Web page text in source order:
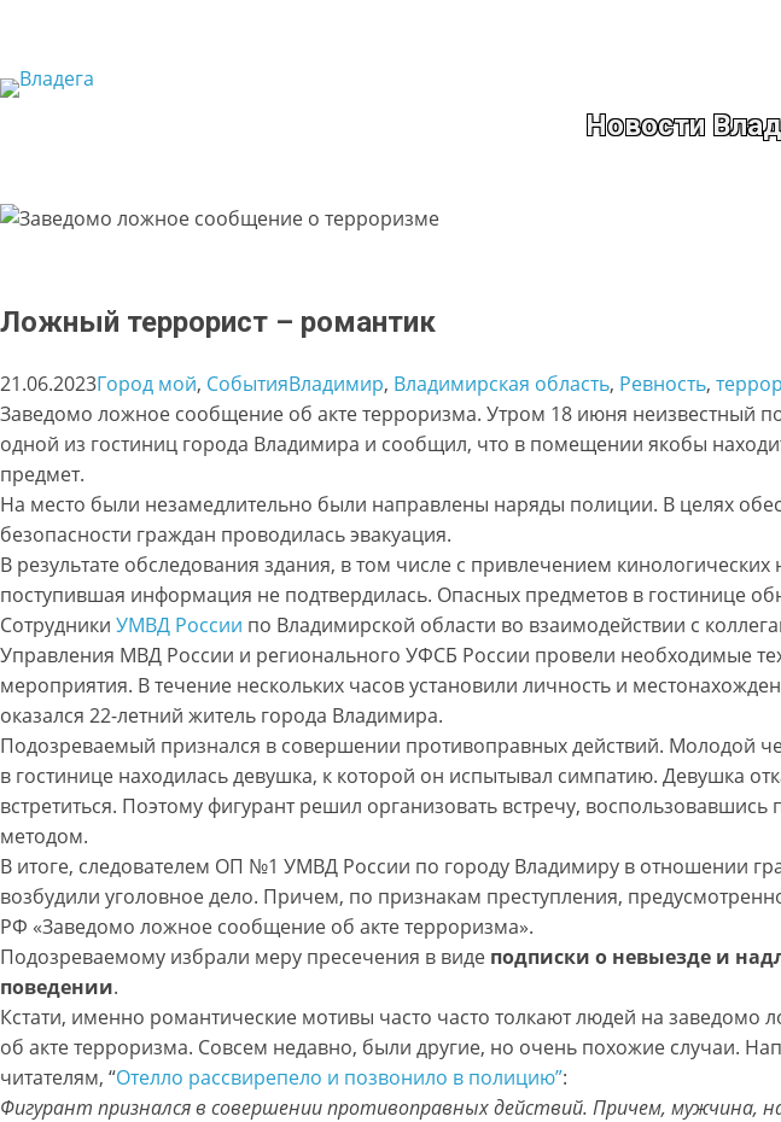
содержимому
Новости
Ложный террорист – романтик
21.06.2023Город мой, СобытияВладимир, Владимирская область, Ревность,
Заведомо ложное сообщение об акте терроризма. Утром 18 июня неизвестный
одной из гостиниц города Владимира и сообщил, что в помещении якобы
предмет.
На место были незамедлительно были направлены наряды полиции. В целях
безопасности граждан проводилась эвакуация.
В результате обследования здания, в том числе с привлечением
поступившая информация не подтвердилась. Опасных предметов в гостинице
Сотрудники УМВД России по Владимирской области во взаимодействии с
Управления МВД России и регионального УФСБ России провели необходимые
мероприятия. В течение нескольких часов установили личность и
оказался 22-летний житель города Владимира.
Подозреваемый признался в совершении противоправных действий. Молодой
в гостинице находилась девушка, к которой он испытывал симпатию. Девушка
встретиться. Поэтому фигурант решил организовать встречу,
методом.
В итоге, следователем ОП №1 УМВД России по городу Владимиру в отношении
возбудили уголовное дело. Причем, по признакам преступления,
РФ «Заведомо ложное сообщение об акте терроризма».
Подозреваемому избрали меру пресечения в виде подписки о невыезде и
поведении.
Кстати, именно романтические мотивы часто часто толкают людей на заведомо
об акте терроризма. Совсем недавно, были другие, но очень похожие случаи.
читателям, “Отелло рассвирепело и позвонило в полицию”:
Фигурант признался в совершении противоправных действий. Причем, мужчина,